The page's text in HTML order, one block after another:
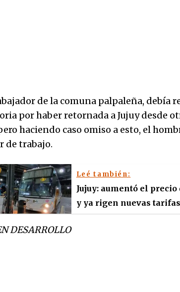
de la comuna palpaleña, debía
por haber retornada a Jujuy desde
haciendo caso omiso a esto, el
de trabajo.
Leé también:
Jujuy: aumentó el
y ya rigen nuevas tarifas
DESARROLLO